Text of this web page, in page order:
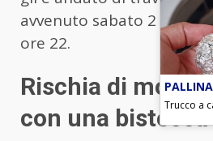
avvenuto sabato 2
ore 22.
Rischia di
con una bistecca
Trucco a